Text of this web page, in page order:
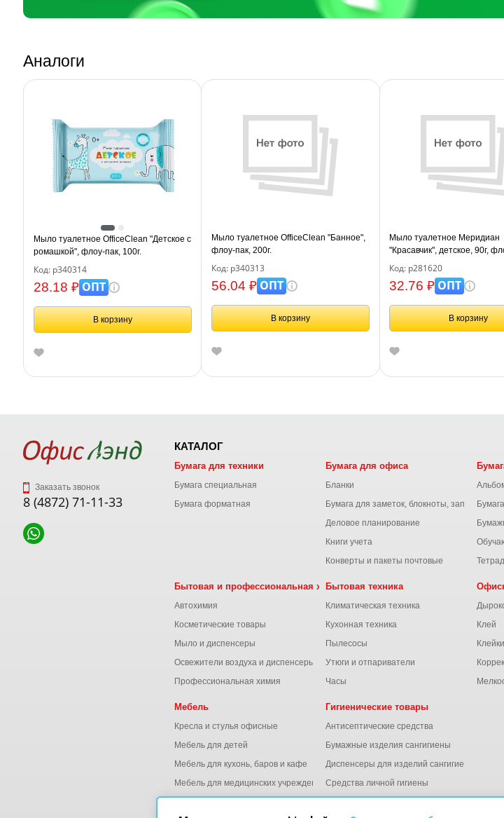
Аналоги
Мыло туалетное OfficeClean "Детское с
ромашкой", флоу-пак, 100г.
Код: р340314
28.18 ₽ОПТ
В корзину
Мыло туалетное OfficeClean "Банное",
флоу-пак, 200г.
Код: р340313
56.04 ₽ОПТ
В корзину
Мыло туалетное Меридиан
"Красавчик", детское, 90г,
Код: р281620
32.76 ₽ОПТ
В корзину
Заказать звонок
8 (4872) 71-11-33
КАТАЛОГ
Бумага для техники
Бумага специальная
Бумага форматная
Бумага для офиса
Бланки
Бумага для заметок, блокноты, записные
Деловое планирование
Книги учета
Конверты и пакеты почтовые
Бытовая и профессиональная химия
Автохимия
Косметические товары
Мыло и диспенсеры
Освежители воздуха и диспенсеры
Профессиональная химия
Бытовая техника
Климатическая техника
Кухонная техника
Пылесосы
Утюги и отпариватели
Часы
Клей
Мебель
Кресла и стулья офисные
Мебель для детей
Мебель для кухонь, баров и кафе
Мебель для медицинских учреждений
Гигиенические товары
Антисептические средства
Бумажные изделия сангигиены
Диспенсеры для изделий сангигиены
Средства личной гигиены